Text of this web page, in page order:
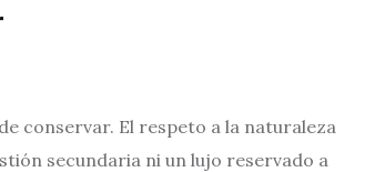
conservar. El respeto a la naturaleza
secundaria ni un lujo reservado a